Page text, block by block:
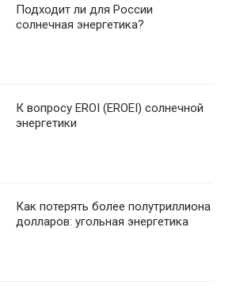
Подходит ли для России
солнечная энергетика?
К вопросу EROI (EROEI) солнечной
энергетики
Как потерять более полутриллиона
долларов: угольная энергетика